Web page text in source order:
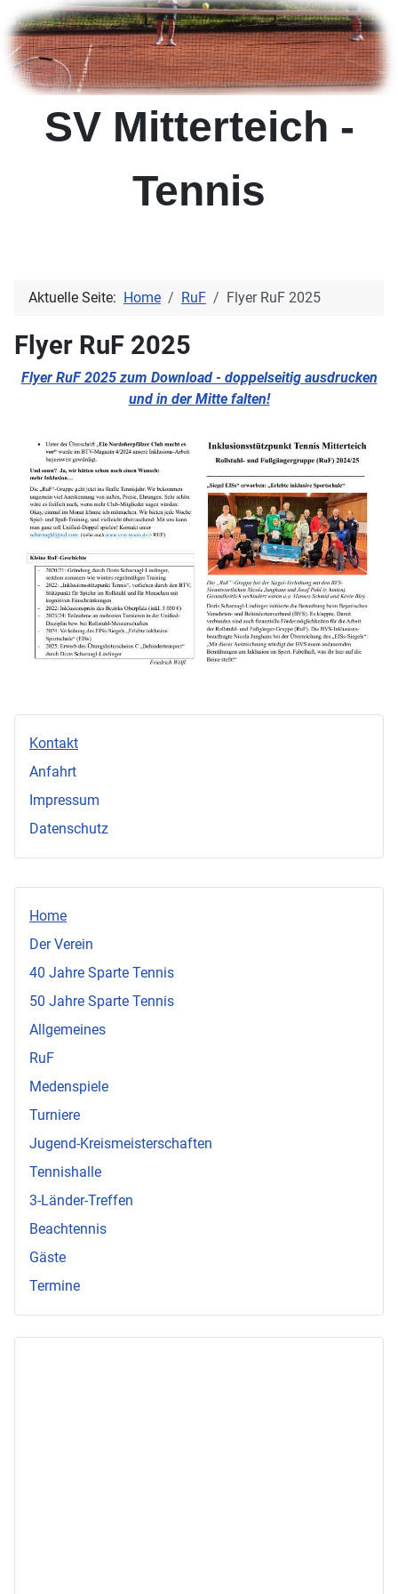
SV Mitterteich -
Tennis
Home
Der Verein
40 Jahre Sparte Tennis
50 Jahre Sparte Tennis
Allgemeines
RuF
Medenspiele
Turniere
Jugend-Kreismeisterschaften
Tennishalle
3-Länder-Treffen
Beachtennis
Gäste
Termine
Aktuelle Seite: Home RuF Flyer RuF 2025
Flyer RuF 2025
Flyer RuF 2025 zum Download - doppelseitig ausdrucken
und in der Mitte falten!
Kontakt
Anfahrt
Impressum
Datenschutz